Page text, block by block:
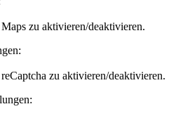
zu aktivieren/deaktivieren.
zu aktivieren/deaktivieren.